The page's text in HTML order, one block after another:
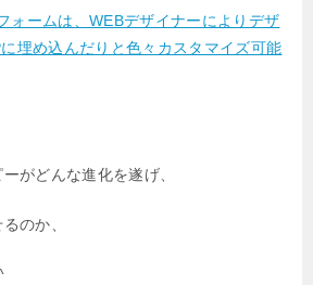
ォームは、WEBデザイナーによりデザ
埋め込んだりと色々カスタマイズ可能
がどんな進化を遂げ、
のか、